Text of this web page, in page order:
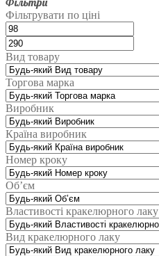
Фільтрувати по ціні
Вид товару
Торгова марка
Виробник
Країна виробник
Номер кроку
Об’єм
Властивості кракелюрного лаку
Вид кракелюрного лаку